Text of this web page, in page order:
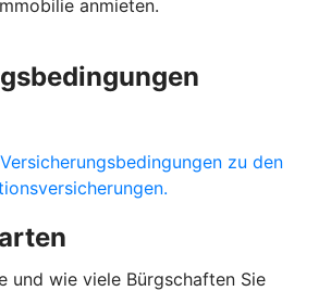
anmieten.
zu den
und wie viele Bürgschaften Sie